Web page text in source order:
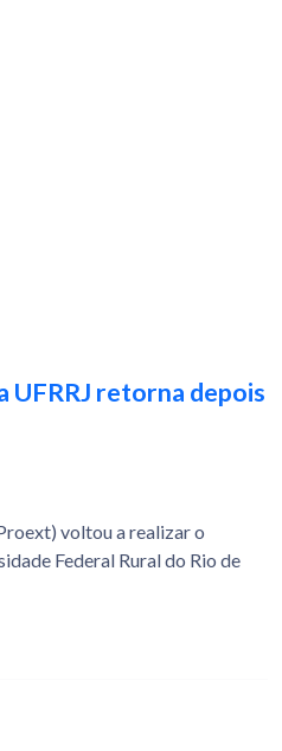
UFRRJ retorna depois
voltou a realizar o
Federal Rural do Rio de